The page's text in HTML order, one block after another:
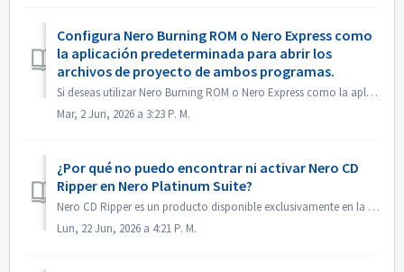
Configura Nero Burning ROM o Nero Express como
la aplicación predeterminada para abrir los
archivos de proyecto de ambos programas.
Si deseas utilizar Nero Burning ROM o Nero Express como la aplicación predeterminada para abrir archivos de proyecto de Nero Burning ROM o proyectos de Nero...
Mar, 2 Jun, 2026 a 3:23 P. M.
¿Por qué no puedo encontrar ni activar Nero CD
Ripper en Nero Platinum Suite?
Nero CD Ripper es un producto disponible exclusivamente en la Tienda de Microsoft (https://apps.microsoft.com/detail/9NSNQ0CPD06G) y no está incluido en Ner...
Lun, 22 Jun, 2026 a 4:21 P. M.